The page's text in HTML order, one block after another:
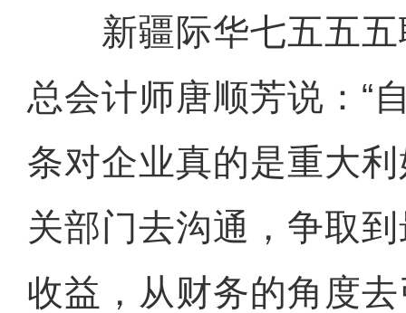
新疆际华七五五五
总会计师唐顺芳说：“
条对企业真的是重大
关部门去沟通，争取
收益，从财务的角度